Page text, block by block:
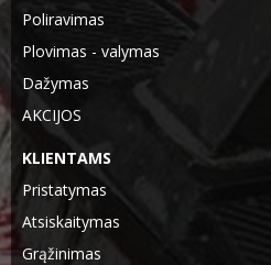
Poliravimas
Plovimas - valymas
Dažymas
AKCIJOS
KLIENTAMS
Pristatymas
Atsiskaitymas
Grąžinimas